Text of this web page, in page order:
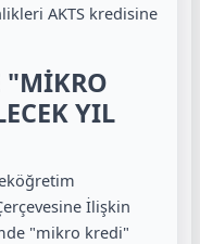
AKTS kredisine
"MİKRO
YIL
İlişkin
"mikro kredi"